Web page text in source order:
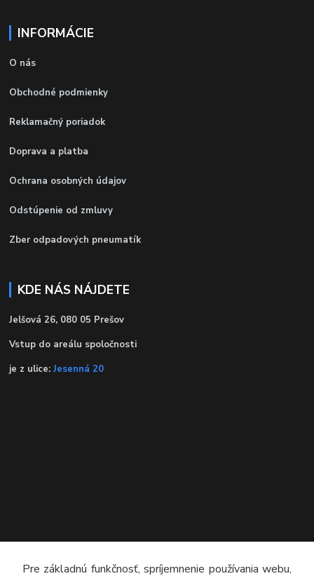
INFORMÁCIE
O nás
Obchodné podmienky
Reklamačný poriadok
Doprava a platba
Ochrana osobných údajov
Odstúpenie od zmluvy
Zber odpadových pneumatík
KDE NÁS NÁJDETE
Jelšová 26, 080 05 Prešov
Vstup do areálu spoločnosti
je z ulice: Jesenná 20
KONTAKT
Pre základnú funkčnosť, spríjemnenie používania webu,